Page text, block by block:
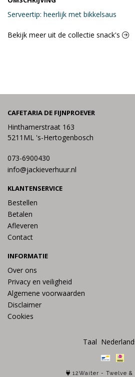
Serveertip: heerlijk met bikkelsaus
Bekijk meer uit de collectie snack's
CAFETARIA DE FIJNPROEVER
Hinthamerstraat 163
5211ML 's-Hertogenbosch
073-6900430
info@jackieverhuur.nl
KLANTENSERVICE
Bestellen
Betalen
Afleveren
Contact
INFORMATIE
Over ons
Privacy en veiligheid
Algemene voorwaarden
Disclaimer
Cookies
Taal
12Waiter - Twelve &